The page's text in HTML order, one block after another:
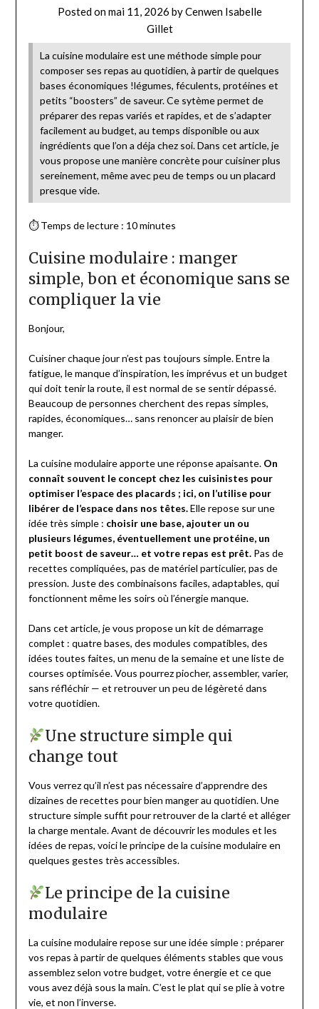
Posted onmai 11, 2026 byCenwen Isabelle
Gillet
La cuisine modulaire est une méthode simple pour
composer ses repas au quotidien, à partir de quelques
bases économiques !légumes, féculents, protéines et
petits “boosters” de saveur. Ce sytème permet de
préparer des repas variés et rapides, et de s’adapter
facilement au budget, au temps disponible ou aux
ingrédients que l’on a déja chez soi. Dans cet article, je
vous propose une manière concrète pour cuisiner plus
sereinement, même avec peu de temps ou un placard
presque vide.
⏱ Temps de lecture : 10 minutes
Cuisine modulaire : manger
simple, bon et économique sans se
compliquer la vie
Bonjour,
Cuisiner chaque jour n’est pas toujours simple. Entre la
fatigue, le manque d’inspiration, les imprévus et un budget
qui doit tenir la route, il est normal de se sentir dépassé.
Beaucoup de personnes cherchent des repas simples,
rapides, économiques… sans renoncer au plaisir de bien
manger.
La cuisine modulaire apporte une réponse apaisante. On
connaît souvent le concept chez les cuisinistes pour
optimiser l’espace des placards ; ici, on l’utilise pour
libérer de l’espace dans nos têtes.Elle repose sur une
idée très simple : choisir une base, ajouter un ou
plusieurs légumes, éventuellement une protéine, un
petit boost de saveur… et votre repas est prêt.Pas de
recettes compliquées, pas de matériel particulier, pas de
pression. Juste des combinaisons faciles, adaptables, qui
fonctionnent même les soirs où l’énergie manque.
Dans cet article, je vous propose un kit de démarrage
complet : quatre bases, des modules compatibles, des
idées toutes faites, un menu de la semaine et une liste de
courses optimisée. Vous pourrez piocher, assembler, varier,
sans réfléchir — et retrouver un peu de légèreté dans
votre quotidien.
Une structure simple qui
change tout
Vous verrez qu’il n’est pas nécessaire d’apprendre des
dizaines de recettes pour bien manger au quotidien. Une
structure simple suffit pour retrouver de la clarté et alléger
la charge mentale. Avant de découvrir les modules et les
idées de repas, voici le principe de la cuisine modulaire en
quelques gestes très accessibles.
Le principe de la cuisine
modulaire
La cuisine modulaire repose sur une idée simple : préparer
vos repas à partir de quelques éléments stables que vous
assemblez selon votre budget, votre énergie et ce que
vous avez déjà sous la main. C’est le plat qui se plie à votre
vie, et non l’inverse.